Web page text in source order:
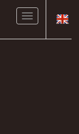
Toggle